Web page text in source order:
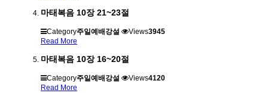
마태복음 10장 21~23절
Category주일예배강설 Views3945
Read More
마태복음 10장 16~20절
Category주일예배강설 Views4120
Read More